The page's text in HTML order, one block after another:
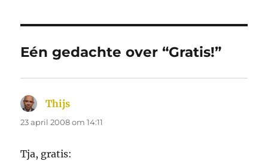
Eén gedachte over “Gratis!”
Thijs
23 april 2008 om 14:11
Tja, gratis: